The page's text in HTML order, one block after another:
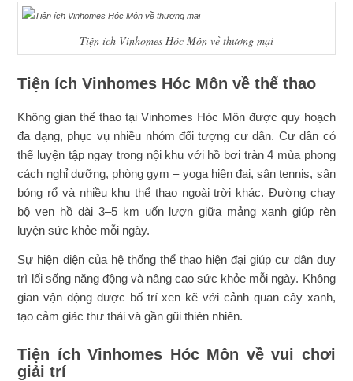
Tiện ích Vinhomes Hóc Môn về thương mại
Tiện ích Vinhomes Hóc Môn về thể thao
Không gian thể thao tại Vinhomes Hóc Môn được quy hoạch
đa dạng, phục vụ nhiều nhóm đối tượng cư dân. Cư dân có
thể luyện tập ngay trong nội khu với hồ bơi tràn 4 mùa phong
cách nghỉ dưỡng, phòng gym – yoga hiện đại, sân tennis, sân
bóng rổ và nhiều khu thể thao ngoài trời khác. Đường chạy
bộ ven hồ dài 3–5 km uốn lượn giữa mảng xanh giúp rèn
luyện sức khỏe mỗi ngày.
Sự hiện diện của hệ thống thể thao hiện đại giúp cư dân duy
trì lối sống năng động và nâng cao sức khỏe mỗi ngày. Không
gian vận động được bố trí xen kẽ với cảnh quan cây xanh,
tạo cảm giác thư thái và gần gũi thiên nhiên.
Tiện ích Vinhomes Hóc Môn về vui chơi
giải trí